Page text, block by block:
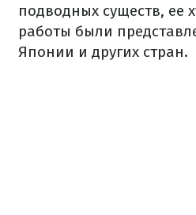
подводных существ, ее
работы были
Японии и других стран.